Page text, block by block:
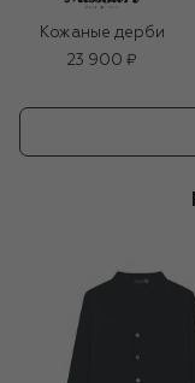
Кожаные дерби
23 900 ₽